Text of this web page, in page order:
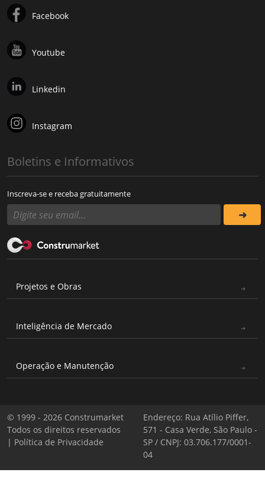
Facebook
Youtube
Linkedin
Instagram
Boletins e Informativos
Inscreva-se e receba gratuitamente
Projetos e Obras
Inteligência de Mercado
Operação e Manutenção
© 1999 - 2026 Construmarket
Todos os direitos reservados
| Política de Privacidade
Endereço: Rua Atílio Piffer,
571 - Casa Verde, São Paulo -
SP / CNPJ: 03.706.177/0001-
04